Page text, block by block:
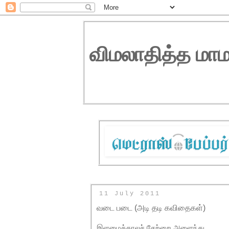
விமலாதித்த
11 July 2011
வடை படை (அடி தடி கவிதைகள்)